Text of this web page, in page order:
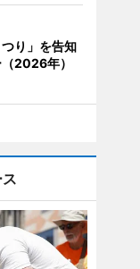
つり」を告知
2026年）